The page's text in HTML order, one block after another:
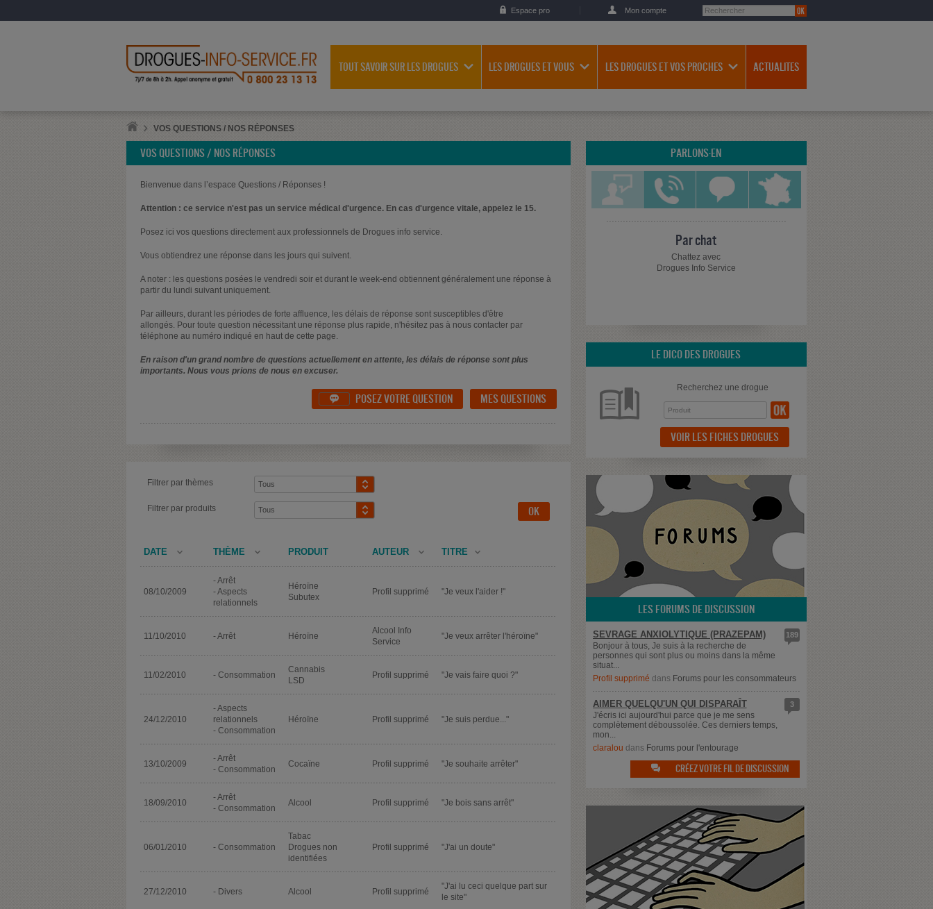
Espace pro Mon compte
TOUT SAVOIR SUR LES DROGUES LES DROGUES ET VOUS LES DROGUES ET VOS PROCHES ACTUALITES
VOS QUESTIONS / NOS RÉPONSES
VOS QUESTIONS / NOS RÉPONSES
Bienvenue dans l’espace Questions / Réponses !
Attention : ce service n'est pas un service médical d'urgence. En cas d'urgence vitale, appelez le 15.
Posez ici vos questions directement aux professionnels de Drogues info service.
Vous obtiendrez une réponse dans les jours qui suivent.
A noter : les questions posées le vendredi soir et durant le week-end obtiennent généralement une réponse à
partir du lundi suivant uniquement.
Par ailleurs, durant les périodes de forte affluence, les délais de réponse sont susceptibles d'être
allongés. Pour toute question nécessitant une réponse plus rapide, n'hésitez pas à nous contacter par
téléphone au numéro indiqué en haut de cette page.
En raison d'un grand nombre de questions actuellement en attente, les délais de réponse sont plus
importants. Nous vous prions de nous en excuser.
 POSEZ VOTRE QUESTION MES QUESTIONS
Filtrer par thèmes
Filtrer par produits
DATE THÈME PRODUIT AUTEUR TITRE
08/10/2009
- Arrêt
- Aspects
relationnels
Héroïne
Subutex
Profil supprimé "Je veux l'aider !"
11/10/2010 - Arrêt Héroïne
Alcool Info
Service
"Je veux arrêter l'héroïne"
11/02/2010 - Consommation
Cannabis
LSD
Profil supprimé "Je vais faire quoi ?"
24/12/2010
- Aspects
relationnels
- Consommation
Héroïne Profil supprimé "Je suis perdue..."
13/10/2009
- Arrêt
- Consommation
Cocaïne Profil supprimé "Je souhaite arrêter"
18/09/2010
- Arrêt
- Consommation
Alcool Profil supprimé "Je bois sans arrêt"
06/01/2010 - Consommation
Tabac
Drogues non
identifiées
Profil supprimé "J'ai un doute"
27/12/2010 - Divers Alcool Profil supprimé
"J'ai lu ceci quelque part sur
le site"
PARLONS-EN
Par chat
Chattez avec
Drogues Info Service
LE DICO DES DROGUES
Recherchez une drogue
VOIR LES FICHES DROGUES
LES FORUMS DE DISCUSSION
189
SEVRAGE ANXIOLYTIQUE (PRAZEPAM)
Bonjour à tous, Je suis à la recherche de
personnes qui sont plus ou moins dans la même
situat...
Profil supprimé dans Forums pour les consommateurs
3
AIMER QUELQU'UN QUI DISPARAÎT
J'écris ici aujourd'hui parce que je me sens
complètement déboussolée. Ces derniers temps,
mon...
claralou dans Forums pour l'entourage
 CRÉEZ VOTRE FIL DE DISCUSSION